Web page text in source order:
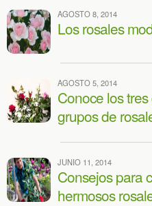
AGOSTO 8, 2014
Los rosales
AGOSTO 5, 2014
Conoce los
grupos de
JUNIO 11, 2014
Consejos para
hermosos